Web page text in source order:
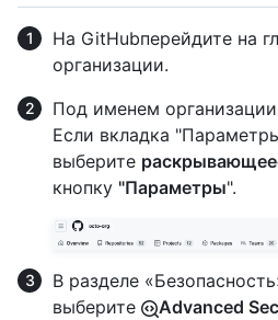
На GitHubперейдите на
организации.
Под именем
Если вкладка
выберите
кнопку "Параметры".
В разделе
выберите
Advanced